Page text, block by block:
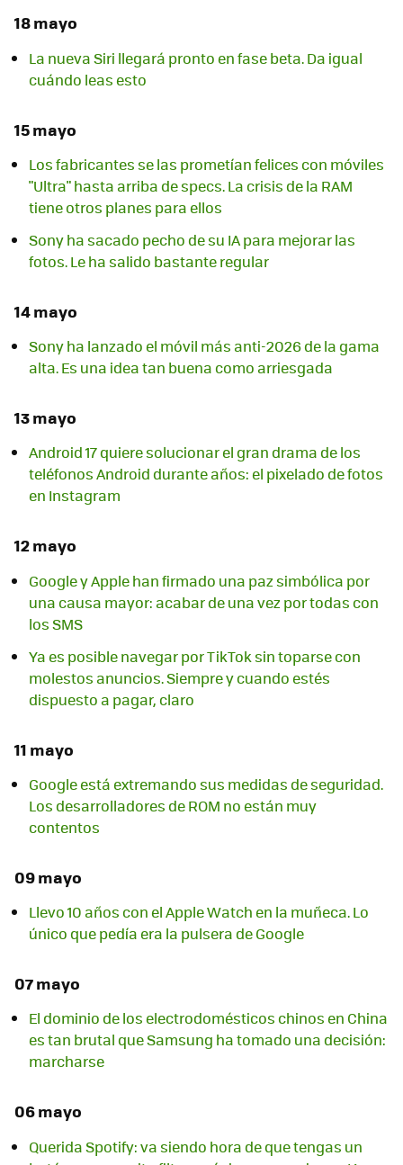
18 mayo
La nueva Siri llegará pronto en fase beta. Da igual
cuándo leas esto
15 mayo
Los fabricantes se las prometían felices con móviles
"Ultra" hasta arriba de specs. La crisis de la RAM
tiene otros planes para ellos
Sony ha sacado pecho de su IA para mejorar las
fotos. Le ha salido bastante regular
14 mayo
Sony ha lanzado el móvil más anti-2026 de la gama
alta. Es una idea tan buena como arriesgada
13 mayo
Android 17 quiere solucionar el gran drama de los
teléfonos Android durante años: el pixelado de fotos
en Instagram
12 mayo
Google y Apple han firmado una paz simbólica por
una causa mayor: acabar de una vez por todas con
los SMS
Ya es posible navegar por TikTok sin toparse con
molestos anuncios. Siempre y cuando estés
dispuesto a pagar, claro
11 mayo
Google está extremando sus medidas de seguridad.
Los desarrolladores de ROM no están muy
contentos
09 mayo
Llevo 10 años con el Apple Watch en la muñeca. Lo
único que pedía era la pulsera de Google
07 mayo
El dominio de los electrodomésticos chinos en China
es tan brutal que Samsung ha tomado una decisión:
marcharse
06 mayo
Querida Spotify: va siendo hora de que tengas un